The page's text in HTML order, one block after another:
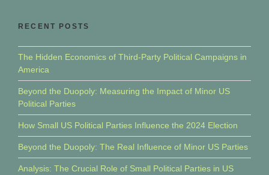
RECENT POSTS
The Hidden Economics of Third-Party Political Campaigns in
America
Beyond the Duopoly: Measuring the Impact of Minor US
Political Parties
How Small US Political Parties Influence the 2024 Election
Beyond the Duopoly: The Real Influence of Minor US Parties
Analysis: The Crucial Role of Small Political Parties in US